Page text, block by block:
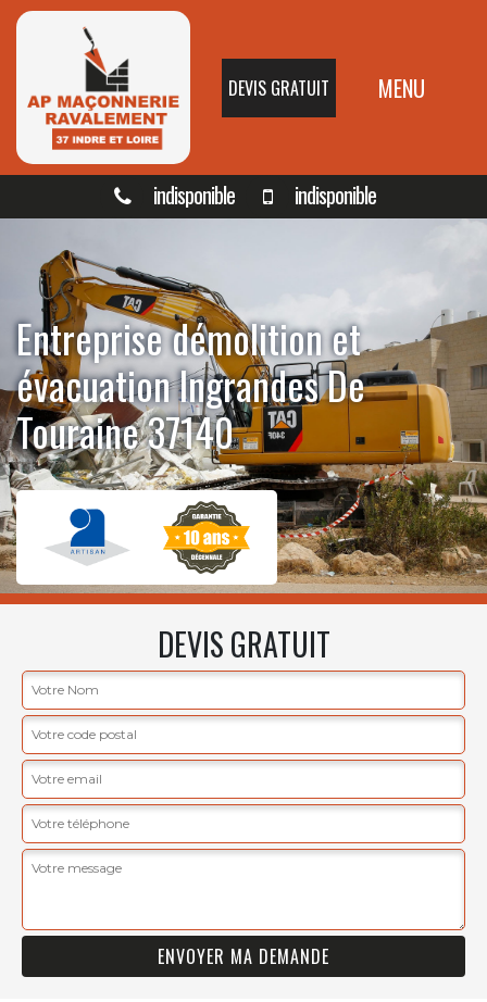
DEVIS GRATUIT MENU
indisponible indisponible
Entreprise démolition et
évacuation Ingrandes De
Touraine 37140
DEVIS GRATUIT